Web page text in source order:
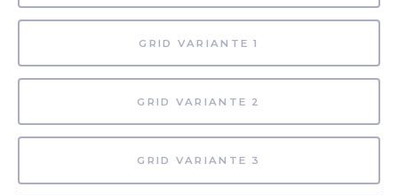
GRID VARIANTE 1
GRID VARIANTE 2
GRID VARIANTE 3